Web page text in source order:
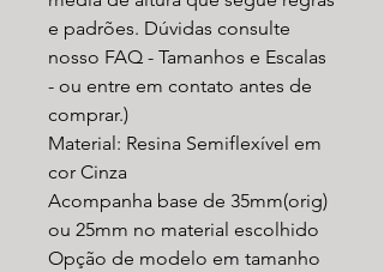
e padrões. Dúvidas consulte
nosso FAQ - Tamanhos e Escalas
- ou entre em contato antes de
comprar.)
Material: Resina Semiflexível em
cor Cinza
Acompanha base de 35mm(orig)
ou 25mm no material escolhido
Opção de modelo em tamanho